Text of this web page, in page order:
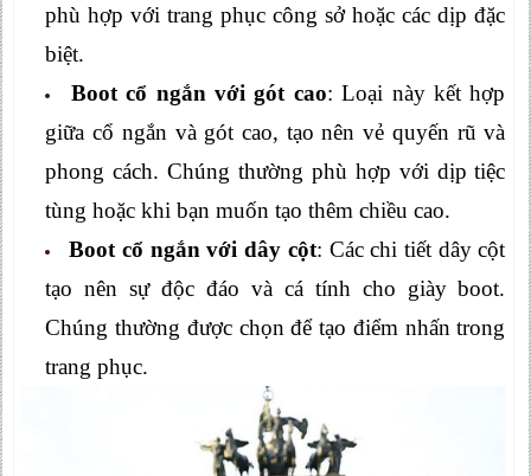
phù hợp với trang phục công sở hoặc các dịp đặc
biệt.
Boot cổ ngắn với gót cao: Loại này kết hợp
giữa cổ ngắn và gót cao, tạo nên vẻ quyến rũ và
phong cách. Chúng thường phù hợp với dịp tiệc
tùng hoặc khi bạn muốn tạo thêm chiều cao.
Boot cổ ngắn với dây cột: Các chi tiết dây cột
tạo nên sự độc đáo và cá tính cho giày boot.
Chúng thường được chọn để tạo điểm nhấn trong
trang phục.